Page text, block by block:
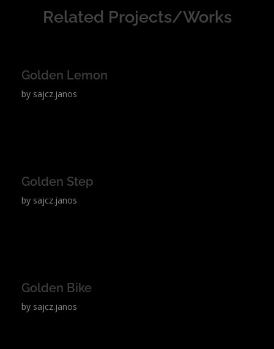
Related Projects/Works
Golden Lemon
by sajcz.janos
Golden Step
by sajcz.janos
Golden Bike
by sajcz.janos